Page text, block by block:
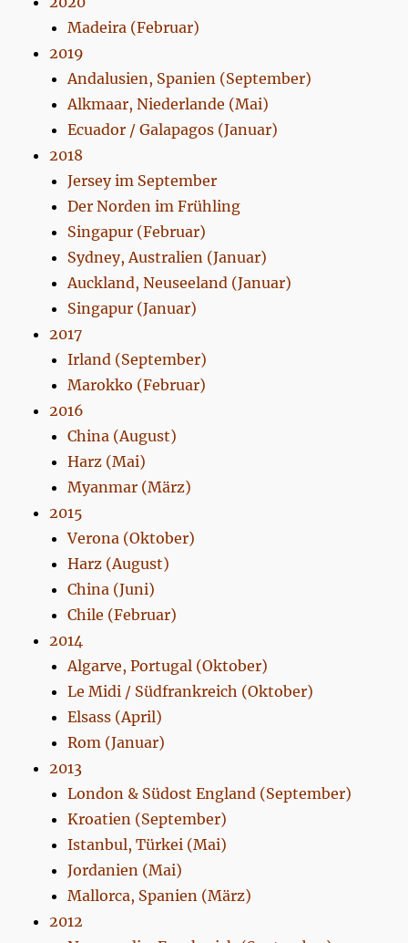
Madeira (Februar)
2019
Andalusien, Spanien (September)
Alkmaar, Niederlande (Mai)
Ecuador / Galapagos (Januar)
2018
Jersey im September
Der Norden im Frühling
Singapur (Februar)
Sydney, Australien (Januar)
Auckland, Neuseeland (Januar)
Singapur (Januar)
2017
Irland (September)
Marokko (Februar)
2016
China (August)
Harz (Mai)
Myanmar (März)
2015
Verona (Oktober)
Harz (August)
China (Juni)
Chile (Februar)
2014
Algarve, Portugal (Oktober)
Le Midi / Südfrankreich (Oktober)
Elsass (April)
Rom (Januar)
2013
London & Südost England (September)
Kroatien (September)
Istanbul, Türkei (Mai)
Jordanien (Mai)
Mallorca, Spanien (März)
2012